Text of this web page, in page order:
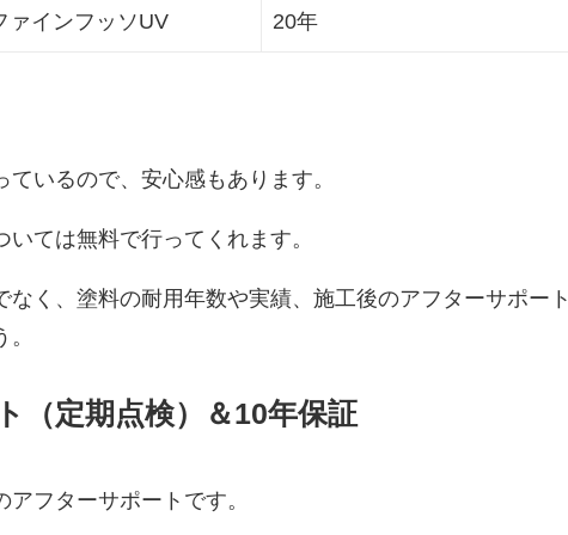
ァインフッソUV 20年
いるので、安心感もあります。
ては無料で行ってくれます。
く、塗料の耐用年数や実績、施工後のアフターサポー
（定期点検）＆10年保証
フターサポートです。